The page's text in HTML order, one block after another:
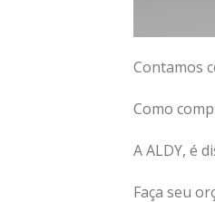
Contamos
Como
A ALDY, é
Faça seu